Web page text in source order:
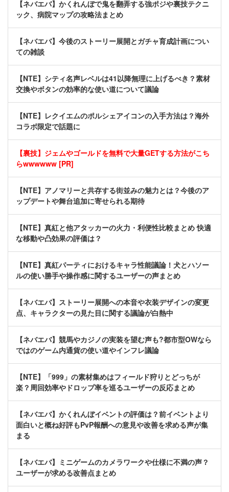
【ネバエバ】かくれんぼで鬼を翻弄する強ポジや裏技テクニ
ック、病院マップの攻略法まとめ
【ネバエバ】今後のストーリー展開とガチャ育成計画につい
ての雑談
【NTE】シティ名声レベルは41以降無理に上げるべき？素材
交換やボタンの効率的な使い道について議論
【NTE】レクイエムのポルシェアイコンの入手方法は？海外
コラボ限定で話題に
【裏技】ジェムやゴールドを無料で大量GETする方法がこち
らwwwwww [PR]
【NTE】アノマリーと共存する街並みの魅力とは？今後のア
ップデートや舞台追加に寄せられる期待
【NTE】真紅と他アタッカーの火力・利便性比較まとめ 快適
な移動や凸効果の評価は？
【NTE】真紅パーティにおけるキャラ性能議論！犬とハソー
ルの使い勝手や操作感に関するユーザーの声まとめ
【ネバエバ】ストーリー展開への本音や衣装デザインの変更
点、キャラクターの見た目に関する議論が白熱中
【ネバエバ】競馬やカジノの実装を望む声も?都市型OWなら
ではのゲーム内通貨の使い道やインフレ議論
【NTE】「999」の素材集めはフィールド狩りとどっちが
楽？周回効率やドロップ率を巡るユーザーの反応まとめ
【ネバエバ】かくれんぼイベントの評価は？前イベントより
面白いと概ね好評もPvP報酬への意見や改善を求める声が集
まる
【ネバエバ】ミニゲームのカメラワークや仕様に不満の声？
ユーザーが求める改善点まとめ